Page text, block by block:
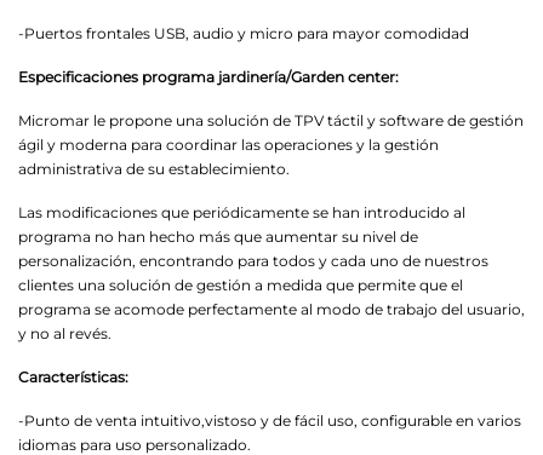
-Puertos frontales USB, audio y micro para mayor comodidad
Especificaciones programa jardinería/Garden center:
Micromar le propone una solución de TPV táctil y software de gestión
ágil y moderna para coordinar las operaciones y la gestión
administrativa de su establecimiento.
Las modificaciones que periódicamente se han introducido al
programa no han hecho más que aumentar su nivel de
personalización, encontrando para todos y cada uno de nuestros
clientes una solución de gestión a medida que permite que el
programa se acomode perfectamente al modo de trabajo del usuario,
y no al revés.
Características:
-Punto de venta intuitivo,vistoso y de fácil uso, configurable en varios
idiomas para uso personalizado.